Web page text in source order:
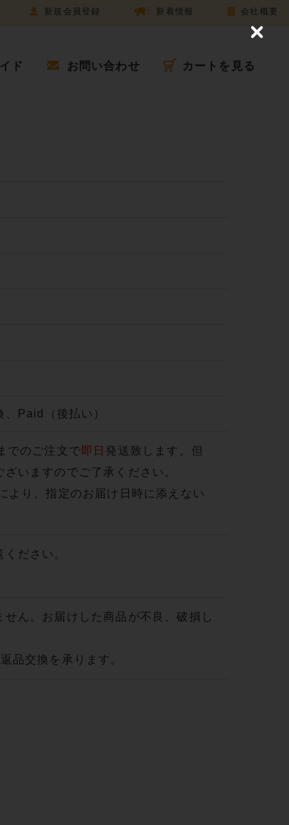
新規会員登録 新着情報 会社概要
ド お問い合わせ カートを見る
Paid（後払い）
でのご注文で即日 発送致します。但
いますのでご了承ください。
り、指定のお届け日時に添えない
ださい。
ん。お届けした商品が不良、破損し
品交換を承ります。
C